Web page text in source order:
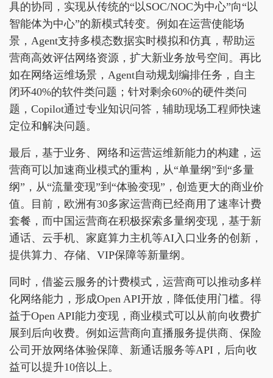
具的协同，实现从传统的“以SOC/NOC为中心”向“以
智能体为中心”的新模式转变。例如在运营使能场
景，Agent支持多模态数据实时模拟和仿真，帮助运
营商高效评估网络资源，扩大新业务放号空间。再比
如在网络运维场景，Agent自动规划编排任务，自主
闭环40%的软件类问题；针对剩余60%的硬件类问
题，Copilot通过专业知识问答，辅助现场工程师快速
定位和解决问题。
最后，基于业务、网络和运营运维新能力的构建，运
营商可以加速商业模式的重构，从“单量纲”到“多量
纲”，从“流量变现”到“体验变现”，创造更大的商业价
值。目前，欧洲有30多家运营商已经商用了速率计费
套餐，而中国运营商在积极探索多量纲变现，基于新
通话、云手机、家庭算力主机等AI入口业务的创新，
提供算力、存储、VIP保障等新量纲。
同时，借鉴云服务的计费模式，运营商可以推动多样
化网络能力，形成Open API开放，降低使用门槛。得
益于Open API能力变现，商业模式可以从前向收费扩
展到后向收费。例如运营商向直播服务提供商、保险
公司开放网络体验保障、新通话服务等API，后向收
益可以提升10倍以上。